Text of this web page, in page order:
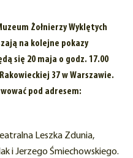
Żołnierzy Wyklętych
na kolejne pokazy
się 20 maja o godz. 17.00
37 w Warszawie.
pod adresem:
Leszka Zdunia,
i Jerzego Śmiechowskiego.